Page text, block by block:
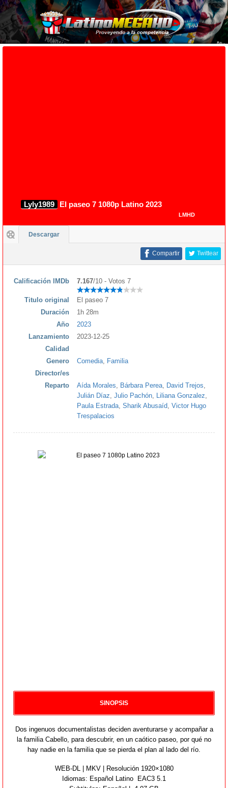
Lyly1989 El paseo 7 1080p Latino 2023
LMHD
Descargar
Twittear
Compartir
Calificación IMDb 7.167/10 - Votos 7
Titulo original
El paseo 7
Duración
1h 28m
Año
2023
Lanzamiento
2023-12-25
Calidad
Genero
Comedia
Familia
Director/es
Reparto
Aída Morales Bárbara Perea David Trejos
Julián Díaz Julio Pachón Liliana Gonzalez
Paula Estrada Sharik Abusaíd Victor Hugo
Trespalacios
SINOPSIS
Dos ingenuos documentalistas deciden aventurarse y acompañar a
la familia Cabello, para descubrir, en un caótico paseo, por qué no
hay nadie en la familia que se pierda el plan al lado del río.
WEB-DL | MKV | Resolución 1920×1080
Idiomas: Español Latino EAC3 5.1